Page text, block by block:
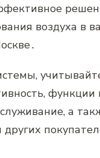
воздуха в
функции
а